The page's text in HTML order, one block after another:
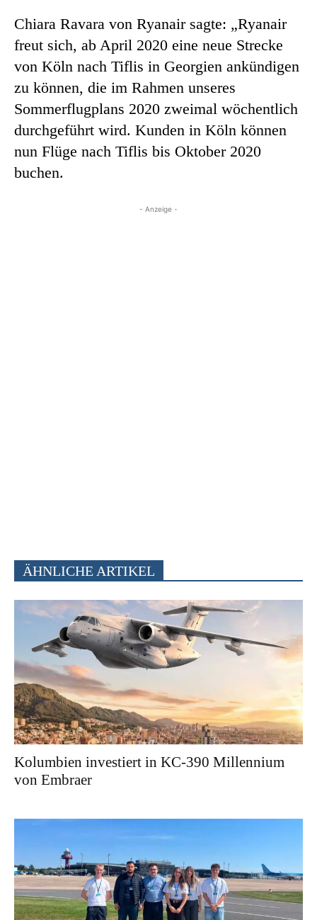
Chiara Ravara von Ryanair sagte: „Ryanair
freut sich, ab April 2020 eine neue Strecke
von Köln nach Tiflis in Georgien ankündigen
zu können, die im Rahmen unseres
Sommerflugplans 2020 zweimal wöchentlich
durchgeführt wird. Kunden in Köln können
nun Flüge nach Tiflis bis Oktober 2020
buchen.
- Anzeige -
ÄHNLICHE ARTIKEL
Kolumbien investiert in KC-390 Millennium
von Embraer